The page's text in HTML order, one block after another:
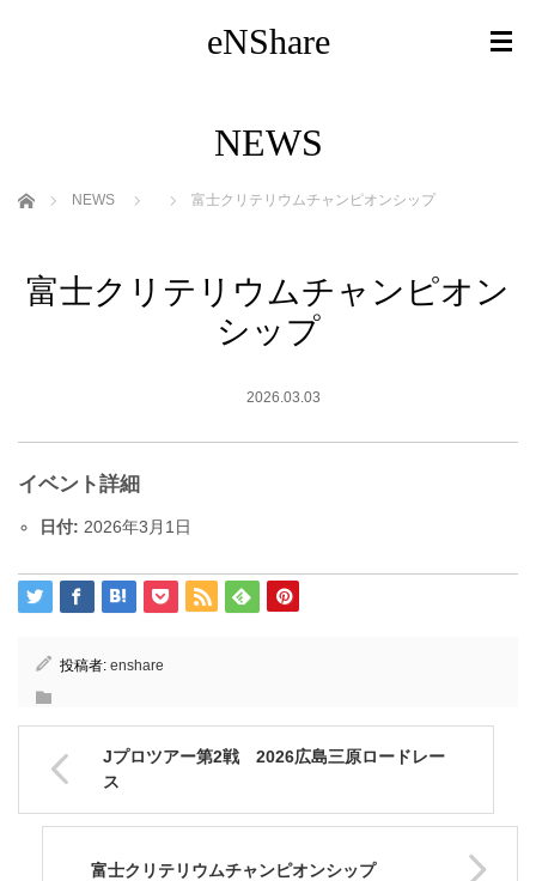
eNShare
NEWS
ホーム NEWS 富士クリテリウムチャンピオンシップ
富士クリテリウムチャンピオン
シップ
2026.03.03
イベント詳細
日付: 2026年3月1日
投稿者: enshare
Jプロツアー第2戦 2026広島三原ロードレー
ス
富士クリテリウムチャンピオンシップ